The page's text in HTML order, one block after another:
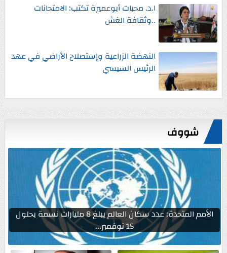
ا.د. محبات أبوعميرة تكتب: الامتحانات
..وثقافة الغش
النهضة الزراعية وإستصلاح الأراضي في عهد
الرئيس السيسي
شووف
الأمم المتحدة: عدد سكان العالم يبلغ 8 مليارات نسمة بحلول
15 نوفمبر...